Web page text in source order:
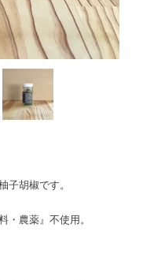
子胡椒です。
・農薬』不使用。